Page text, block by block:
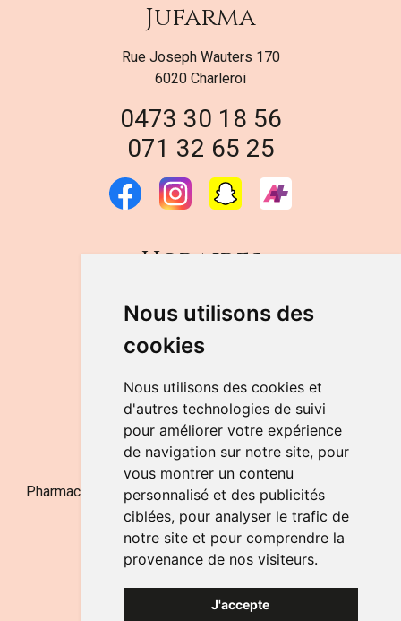
Nous utilisons des
cookies
Nous utilisons des cookies et
d'autres technologies de suivi
pour améliorer votre expérience
de navigation sur notre site, pour
vous montrer un contenu
personnalisé et des publicités
ciblées, pour analyser le trafic de
notre site et pour comprendre la
provenance de nos visiteurs.
J'accepte
Jufarma
Rue Joseph Wauters 170
6020 Charleroi
0473 30 18 56
071 32 65 25
Horaires
DU LUNDI AU VENDREDI
de 9h à 12h30 et de 14h à 18h
LE SAMEDI
de 9h à 12h30
NOUS CONTACTER
Pharmacie Jufarma - Fatima Abachra - APB 521704 - N°
Entreprise BE0882-700-592